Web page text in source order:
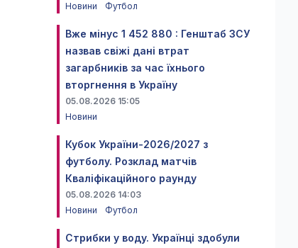
Новини
Футбол
Вже мінус 1 452 880 : Генштаб ЗСУ
назвав свіжі дані втрат
загарбників за час їхнього
вторгнення в Україну
05.08.2026 15:05
Новини
Кубок України-2026/2027 з
футболу. Розклад матчів
Кваліфікаційного раунду
05.08.2026 14:03
Новини
Футбол
Стрибки у воду. Українці здобули